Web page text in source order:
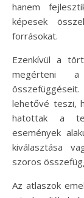
hanem
képesek
forrásokat.
Ezenkívül a
megérteni
lehetővé teszi,
hatottak a
események
kiválasztása
szoros
Az atlaszok